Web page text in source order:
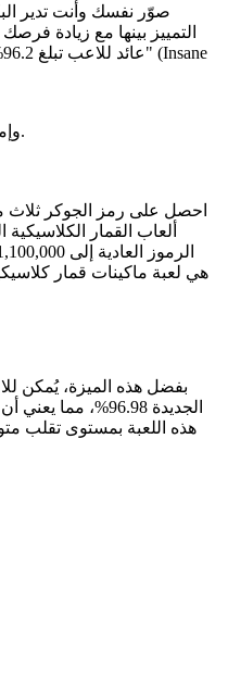
التمييز بينها مع زيادة
هذا هو تصنيفنا الشخصي بناءً على مدى شعبية أحدث لعبة سلوت، ونسبة العائد للاعب (RTP) وإمكانية تحقيق فوز كبير.
احصل على رمز الجوكر ثلاث
ألعاب القمار
بفضل هذه الميزة، يُمكن